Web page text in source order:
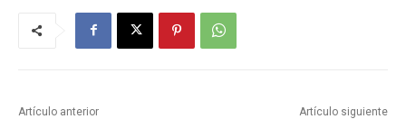
Artículo anterior Artículo siguiente